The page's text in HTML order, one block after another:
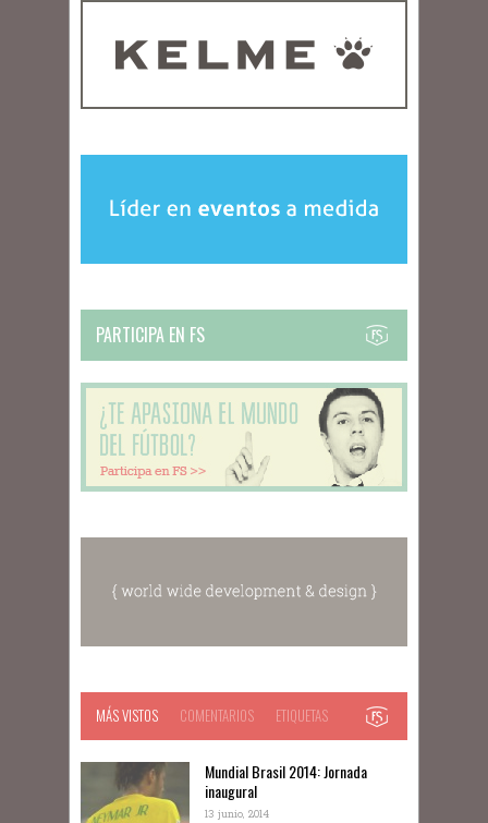
PARTICIPA EN FS
MÁS VISTOS COMENTARIOS ETIQUETAS
Mundial Brasil 2014: Jornada
inaugural
13 junio, 2014